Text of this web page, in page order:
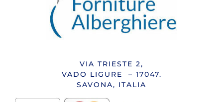
VIA TRIESTE 2,
VADO LIGURE – 17047.
SAVONA, ITALIA